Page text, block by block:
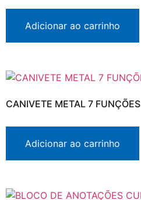
Adicionar ao carrinho
CANIVETE METAL 7 FUNÇÕES
Adicionar ao carrinho